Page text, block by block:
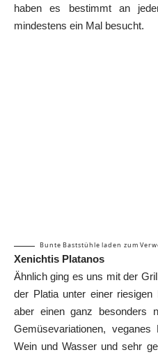
haben es bestimmt an
mindestens ein Mal besucht.
Bunte Baststühle laden zum
Xenichtis Platanos
Ähnlich ging es uns mit der
der Platia unter einer
aber einen ganz besonders
Gemüsevariationen,
Wein und Wasser und sehr